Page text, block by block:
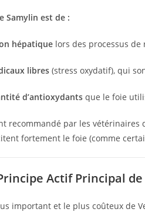
Samylin est de :
hépatique lors des processus de
libres (stress oxydatif), qui
d’antioxydants que le foie
recommandé par les
fortement le foie (comme
Actif Principal
important et le plus coûteux de